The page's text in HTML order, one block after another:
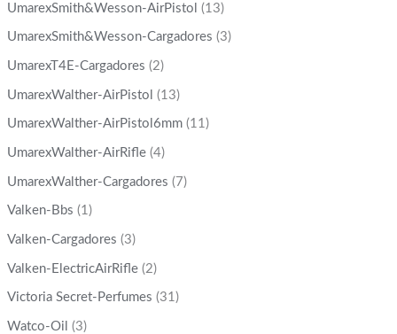
UmarexSmith&Wesson-AirPistol (13)
UmarexSmith&Wesson-Cargadores (3)
UmarexT4E-Cargadores (2)
UmarexWalther-AirPistol (13)
UmarexWalther-AirPistol6mm (11)
UmarexWalther-AirRifle (4)
UmarexWalther-Cargadores (7)
Valken-Bbs (1)
Valken-Cargadores (3)
Valken-ElectricAirRifle (2)
Victoria Secret-Perfumes (31)
Watco-Oil (3)